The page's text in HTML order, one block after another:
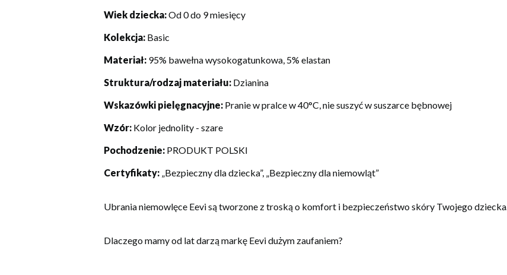
Wiek dziecka:Od 0 do 9 miesięcy
Kolekcja: Basic
Materiał: 95% bawełna wysokogatunkowa, 5% elastan
Struktura/rodzaj materiału: Dzianina
Wskazówki pielęgnacyjne: Pranie w pralce w 40°C, nie suszyć w suszarce bębnowej
Wzór: Kolor jednolity - szare
Pochodzenie: PRODUKT POLSKI
Certyfikaty: „Bezpieczny dla dziecka”, „Bezpieczny dla niemowląt”
Ubrania niemowlęce Eevi są tworzone z troską o komfort i bezpieczeństwo skóry Twojego dziecka.
Dlaczego mamy od lat darzą markę Eevi dużym zaufaniem?